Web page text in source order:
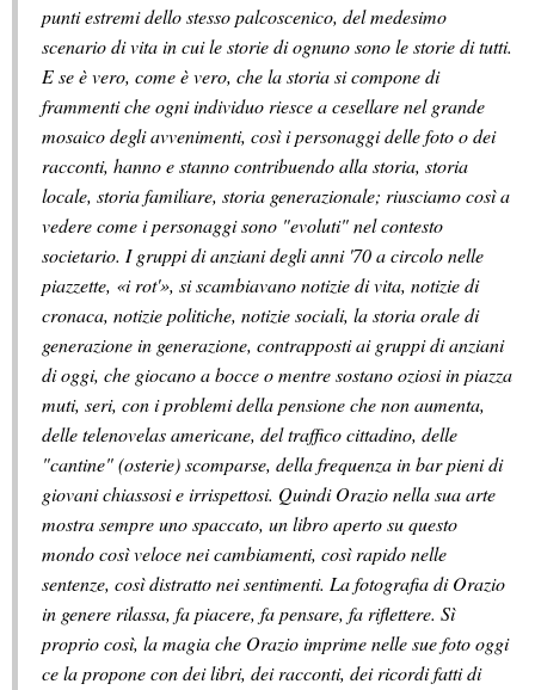
punti estremi dello stesso palcoscenico, del medesimo
scenario di vita in cui le storie di ognuno sono le storie di tutti.
E se è vero, come è vero, che la storia si compone di
frammenti che ogni individuo riesce a cesellare nel grande
mosaico degli avvenimenti, così i personaggi delle foto o dei
racconti, hanno e stanno contribuendo alla storia, storia
locale, storia familiare, storia generazionale; riusciamo così a
vedere come i personaggi sono "evoluti" nel contesto
societario. I gruppi di anziani degli anni '70 a circolo nelle
piazzette, «i rot'», si scambiavano notizie di vita, notizie di
cronaca, notizie politiche, notizie sociali, la storia orale di
generazione in generazione, contrapposti ai gruppi di anziani
di oggi, che giocano a bocce o mentre sostano oziosi in piazza
muti, seri, con i problemi della pensione che non aumenta,
delle telenovelas americane, del traffico cittadino, delle
"cantine" (osterie) scomparse, della frequenza in bar pieni di
giovani chiassosi e irrispettosi. Quindi Orazio nella sua arte
mostra sempre uno spaccato, un libro aperto su questo
mondo così veloce nei cambiamenti, così rapido nelle
sentenze, così distratto nei sentimenti. La fotografia di Orazio
in genere rilassa, fa piacere, fa pensare, fa riflettere. Sì
proprio così, la magia che Orazio imprime nelle sue foto oggi
ce la propone con dei libri, dei racconti, dei ricordi fatti di